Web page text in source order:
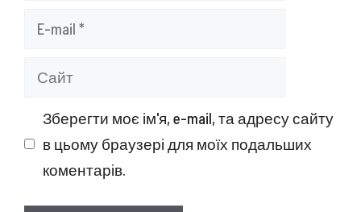
Сайт
Зберегти моє ім'я, e-mail, та адресу сайту
в цьому браузері для моїх подальших
коментарів.